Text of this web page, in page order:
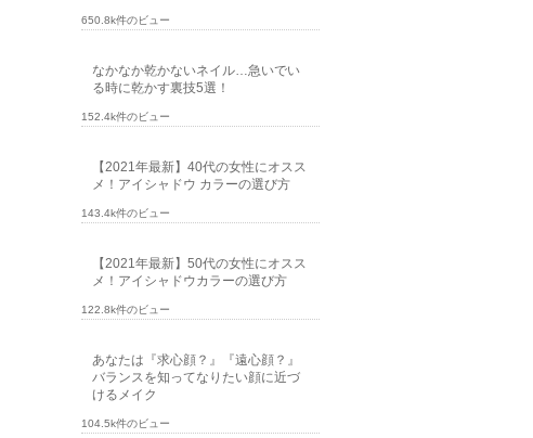
650.8k件のビュー
なかなか乾かないネイル…急いでい
る時に乾かす裏技5選！
152.4k件のビュー
【2021年最新】40代の女性にオスス
メ！アイシャドウ カラーの選び方
143.4k件のビュー
【2021年最新】50代の女性にオスス
メ！アイシャドウカラーの選び方
122.8k件のビュー
あなたは『求心顔？』『遠心顔？』
バランスを知ってなりたい顔に近づ
けるメイク
104.5k件のビュー